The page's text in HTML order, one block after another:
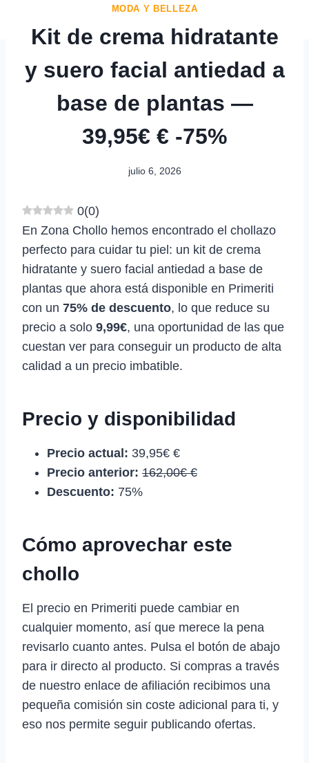
MODA Y BELLEZA
Kit de crema hidratante
y suero facial antiedad a
base de plantas —
39,95€ € -75%
julio 6, 2026
0(0)
En Zona Chollo hemos encontrado el chollazo
perfecto para cuidar tu piel: un kit de crema
hidratante y suero facial antiedad a base de
plantas que ahora está disponible en Primeriti
con un 75% de descuento, lo que reduce su
precio a solo 9,99€, una oportunidad de las que
cuestan ver para conseguir un producto de alta
calidad a un precio imbatible.
Precio y disponibilidad
Precio actual: 39,95€ €
Precio anterior: 162,00€ €
Descuento: 75%
Cómo aprovechar este
chollo
El precio en Primeriti puede cambiar en
cualquier momento, así que merece la pena
revisarlo cuanto antes. Pulsa el botón de abajo
para ir directo al producto. Si compras a través
de nuestro enlace de afiliación recibimos una
pequeña comisión sin coste adicional para ti, y
eso nos permite seguir publicando ofertas.